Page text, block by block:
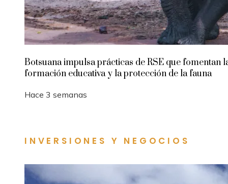
Botsuana impulsa prácticas de RSE que fomentan
formación educativa y la protección de la fauna
Hace 3 semanas
INVERSIONES Y NEGOCIOS